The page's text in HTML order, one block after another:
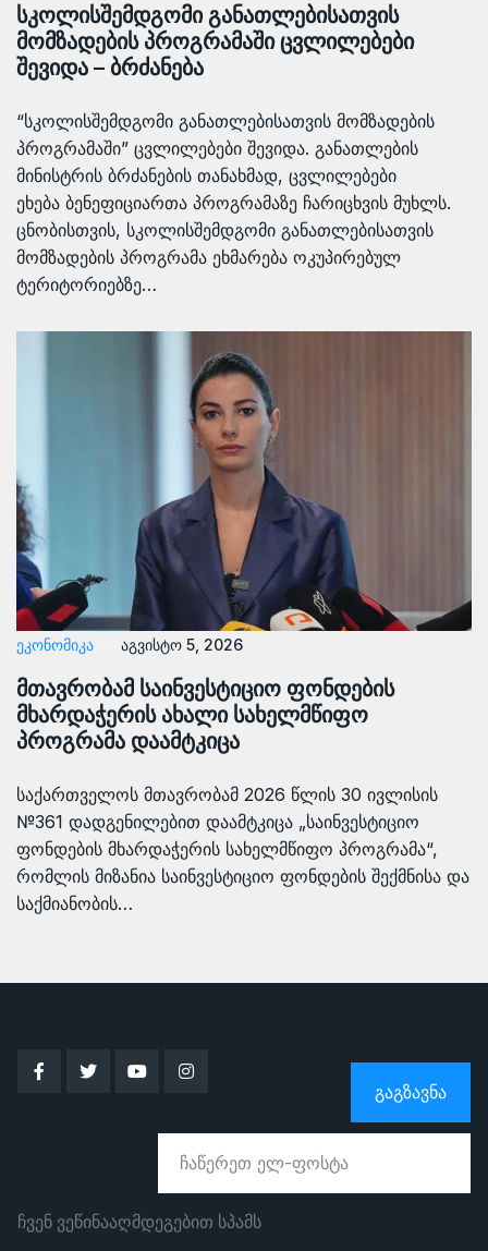
სკოლისშემდგომი განათლებისათვის
მომზადების პროგრამაში ცვლილებები
შევიდა – ბრძანება
“სკოლისშემდგომი განათლებისათვის მომზადების
პროგრამაში” ცვლილებები შევიდა. განათლების
მინისტრის ბრძანების თანახმად, ცვლილებები
ეხება ბენეფიციართა პროგრამაზე ჩარიცხვის მუხლს.
ცნობისთვის, სკოლისშემდგომი განათლებისათვის
მომზადების პროგრამა ეხმარება ოკუპირებულ
ტერიტორიებზე…
ᲔᲙᲝᲜᲝᲛᲘᲙᲐ აგვისტო 5, 2026
მთავრობამ საინვესტიციო ფონდების
მხარდაჭერის ახალი სახელმწიფო
პროგრამა დაამტკიცა
საქართველოს მთავრობამ 2026 წლის 30 ივლისის
№361 დადგენილებით დაამტკიცა „საინვესტიციო
ფონდების მხარდაჭერის სახელმწიფო პროგრამა“,
რომლის მიზანია საინვესტიციო ფონდების შექმნისა და
საქმიანობის…
ᲒᲐᲒᲖᲐᲕᲜᲐ
ჩვენ ვეწინააღმდეგებით სპამს